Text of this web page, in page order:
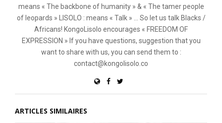
means « The backbone of humanity » & « The tamer people
of leopards » LISOLO : means « Talk » ... So let us talk Blacks /
Africans! KongoLisolo encourages « FREEDOM OF
EXPRESSION » If you have questions, suggestion that you
want to share with us, you can send them to :
contact@kongolisolo.co
ARTICLES SIMILAIRES